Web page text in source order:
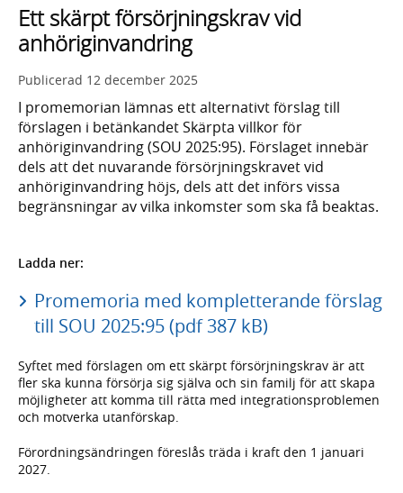
Ett skärpt försörjningskrav vid
anhöriginvandring
Publicerad 12 december 2025
I promemorian lämnas ett alternativt förslag till
förslagen i betänkandet Skärpta villkor för
anhöriginvandring (SOU 2025:95). Förslaget innebär
dels att det nuvarande försörjningskravet vid
anhöriginvandring höjs, dels att det införs vissa
begränsningar av vilka inkomster som ska få beaktas.
Ladda ner:
Promemoria med kompletterande förslag
till SOU 2025:95 (pdf 387 kB)
Syftet med förslagen om ett skärpt försörjningskrav är att
fler ska kunna försörja sig själva och sin familj för att skapa
möjligheter att komma till rätta med integrationsproblemen
och motverka utanförskap.
Förordningsändringen föreslås träda i kraft den 1 januari
2027.